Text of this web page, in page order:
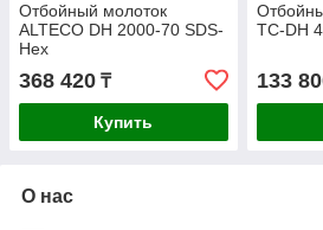
Отбойный молоток
ALTECO DH 2000-70 SDS-
Hex
368 420 ₸
Купить
TC-DH
133
О нас